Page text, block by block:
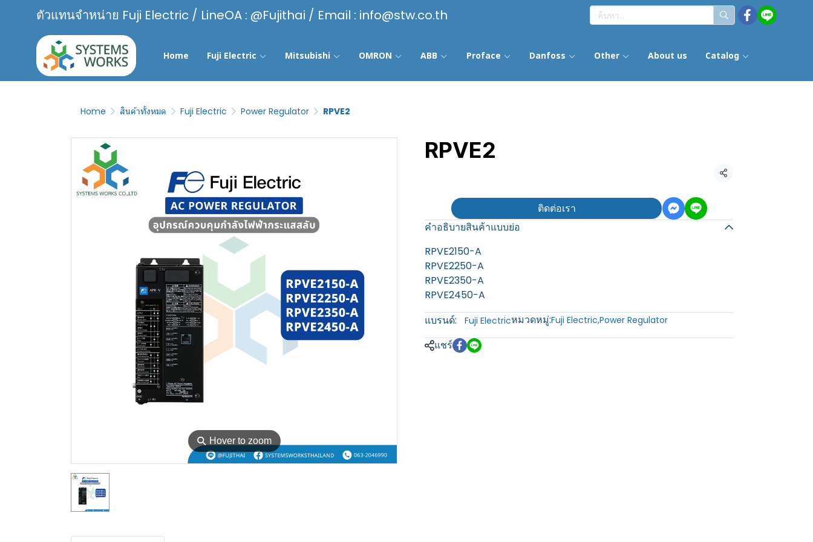
ตัวแทนจำหน่าย Fuji Electric / LineOA : @Fujithai / Email : info@stw.co.th
Home Fuji Electric Mitsubishi OMRON ABB Proface Danfoss Other About us Catalog
Home สินค้าทั้งหมด Fuji Electric Power Regulator RPVE2
⚲Hover to zoom
RPVE2
แชร์
ติดต่อเรา
คำอธิบายสินค้าแบบย่อ
RPVE2150-A
RPVE2250-A
RPVE2350-A
RPVE2450-A
แบรนด์:
Fuji Electricหมวดหมู่:Fuji Electric,Power Regulator
แชร์